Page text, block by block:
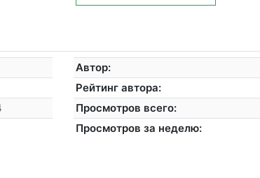
Автор:
Рейтинг автора:
Просмотров всего:
Просмотров за неделю: